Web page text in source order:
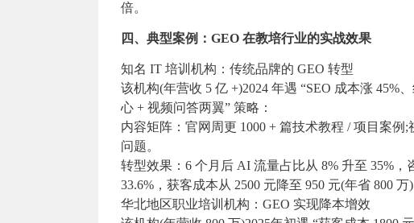
倍。
四、典型案例：GEO 在教培行业的实战效果
知名 IT 培训机构：传统品牌的 GEO 转型
该机构(年营收 5 亿 +)2024 年遇 “SEO 成本涨 45%
心 + 视频问答两翼” 策略：
内容矩阵：官网周更 1000 + 篇技术教程 / 项目案例
问题。
转型效果：6 个月后 AI 流量占比从 8% 升至 35%
33.6%，获客成本从 2500 元降至 950 元(年省 800
华北地区职业培训机构：GEO 实现降本增效